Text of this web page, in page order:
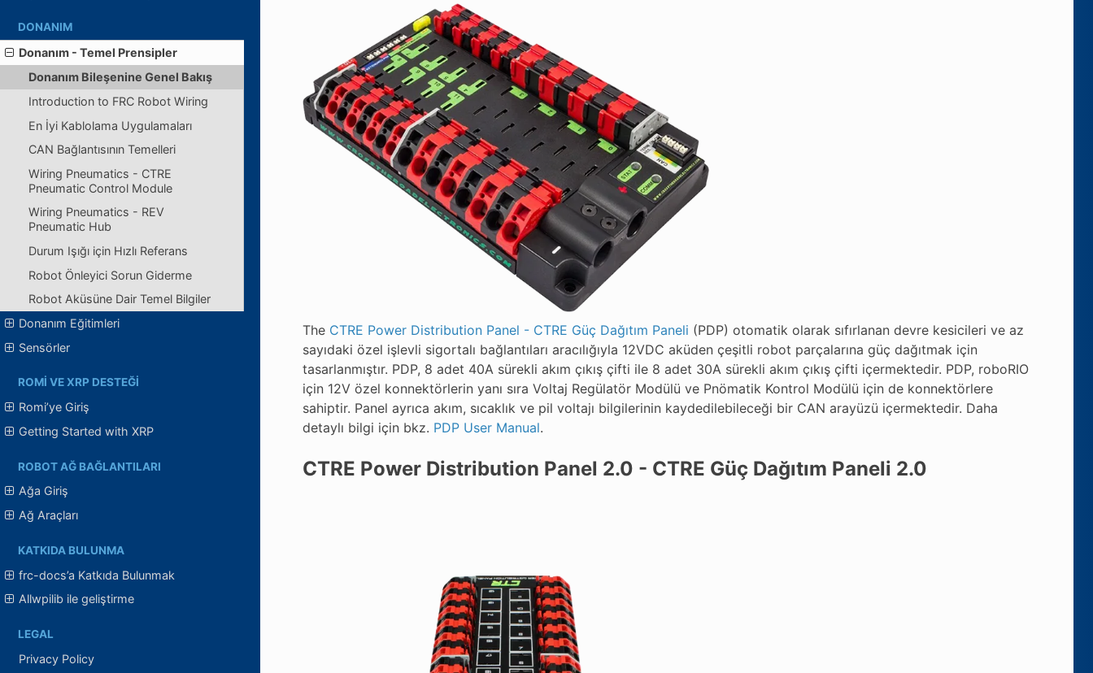
DONANIM
Donanım - Temel Prensipler
Donanım Bileşenine Genel Bakış
Introduction to FRC Robot Wiring
En İyi Kablolama Uygulamaları
CAN Bağlantısının Temelleri
Wiring Pneumatics - CTRE
Pneumatic Control Module
Wiring Pneumatics - REV
Pneumatic Hub
Durum Işığı için Hızlı Referans
Robot Önleyici Sorun Giderme
Robot Aküsüne Dair Temel Bilgiler
Donanım Eğitimleri
Sensörler
ROMI VE XRP DESTEĞI
Romi’ye Giriş
Getting Started with XRP
ROBOT AĞ BAĞLANTILARI
Ağa Giriş
Ağ Araçları
KATKIDA BULUNMA
frc-docs’a Katkıda Bulunmak
Allwpilib ile geliştirme
LEGAL
Privacy Policy
The CTRE Power Distribution Panel - CTRE Güç Dağıtım Paneli (PDP) otomatik olarak sıfırlanan devre kesicileri ve az
sayıdaki özel işlevli sigortalı bağlantıları aracılığıyla 12VDC aküden çeşitli robot parçalarına güç dağıtmak için
tasarlanmıştır. PDP, 8 adet 40A sürekli akım çıkış çifti ile 8 adet 30A sürekli akım çıkış çifti içermektedir. PDP, roboRIO
için 12V özel konnektörlerin yanı sıra Voltaj Regülatör Modülü ve Pnömatik Kontrol Modülü için de konnektörlere
sahiptir. Panel ayrıca akım, sıcaklık ve pil voltajı bilgilerinin kaydedilebileceği bir CAN arayüzü içermektedir. Daha
detaylı bilgi için bkz. PDP User Manual.
CTRE Power Distribution Panel 2.0 - CTRE Güç Dağıtım Paneli 2.0